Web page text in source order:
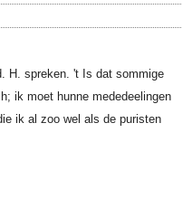
H. spreken. 't Is dat sommige
ik moet hunne mededeelingen
ik al zoo wel als de puristen